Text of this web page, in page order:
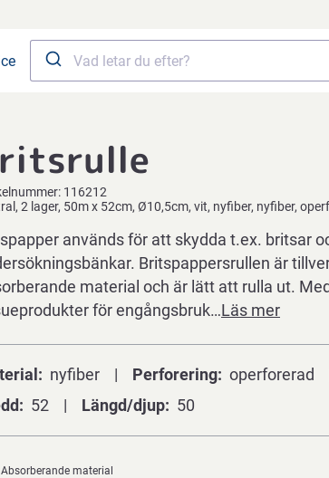
116212
2 lager, 50m x 52cm, Ø10,5cm, vit, nyfiber, nyfiber,
används för att skydda t.ex. britsar
Britspappersrullen är
material och är lätt att rulla ut. Med
för engångsbruk…Läs mer
nyfiber Perforering
operforerad
52 Längd/djup 50
Absorberande material